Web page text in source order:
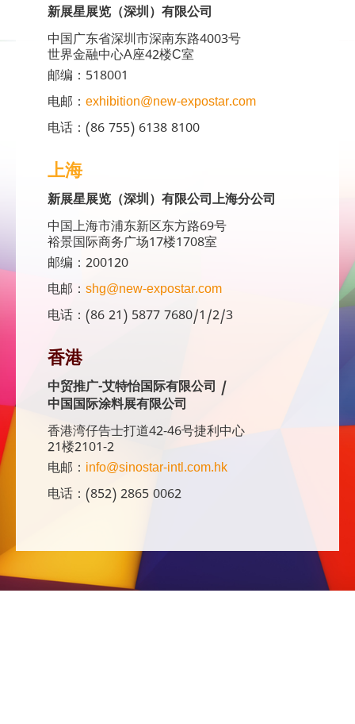
新展星展览（深圳）有限公司
中国广东省深圳市深南东路4003号
世界金融中心A座42楼C室
邮编：518001
电邮： exhibition@new-expostar.com
电话：(86 755) 6138 8100
上海
新展星展览（深圳）有限公司上海分公司
中国上海市浦东新区东方路69号
裕景国际商务广场17楼1708室
邮编：200120
电邮： shg@new-expostar.com
电话：(86 21) 5877 7680/1/2/3
香港
中贸推广-艾特怡国际有限公司 /
中国国际涂料展有限公司
香港湾仔告士打道42-46号捷利中心
21楼2101-2
电邮： info@sinostar-intl.com.hk
电话：(852) 2865 0062